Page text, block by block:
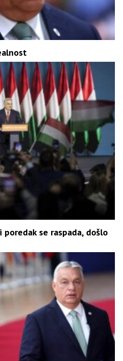
se raspada, došlo